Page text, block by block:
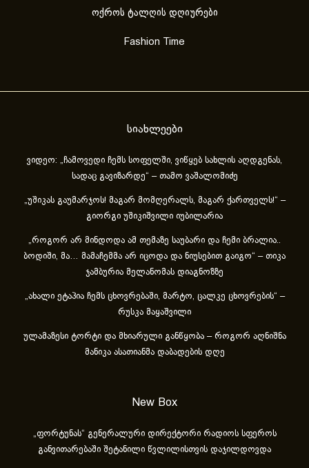
ოქროს ტალღის დღიურები
Fashion Time
სიახლეები
ვიდეო: „ჩამოვედი ჩემს სოფელში, ვიწყებ სახლის აღდგენას,
სადაც გავიზარდე“ – თამო ვაშალომიძე
„უშიკას გაუმარჯოს! მაგარ მომღერალს, მაგარ ქართველს!“ –
გიორგი უშიკიშვილი იუბილარია
„როგორ არ მინდოდა ამ თემაზე საუბარი და ჩემი ბრალია..
ბოდიში, მა… მამაჩემმა არ იცოდა და ნიუსებით გაიგო“ – თიკა
ჯამბურია მელანომას დიაგნოზზე
„ახა­ლი ეტა­პია ჩემს ცხოვ­რე­ბა­ში, მარ­ტო, ცალ­კე ცხოვ­რე­ბის“ –
რუსკა მაყაშვილი
ულამაზესი ტორტი და მხიარული განწყობა – როგორ აღნიშნა
მანიკა ასათიანმა დაბადების დღე
New Box
„ფორტუნას“ გენერალური დირექტორი რადიოს სფეროს
განვითარებაში შეტანილი წვლილისთვის დაჯილდოვდა